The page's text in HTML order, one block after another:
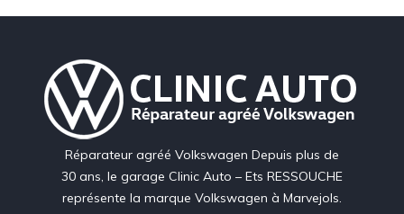
Réparateur agréé Volkswagen Depuis plus de
30 ans, le garage Clinic Auto – Ets RESSOUCHE
représente la marque Volkswagen à Marvejols.